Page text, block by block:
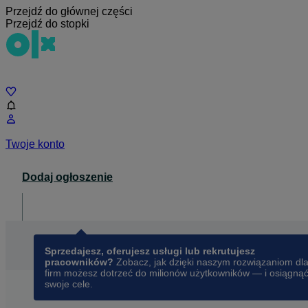
Przejdź do głównej części
Przejdź do stopki
Twoje konto
Dodaj ogłoszenie
Sprzedajesz, oferujesz usługi lub rekrutujesz
pracowników? Zobacz, jak dzięki naszym rozwiązaniom dla
firm możesz dotrzeć do milionów użytkowników — i osiągnąć
swoje cele.